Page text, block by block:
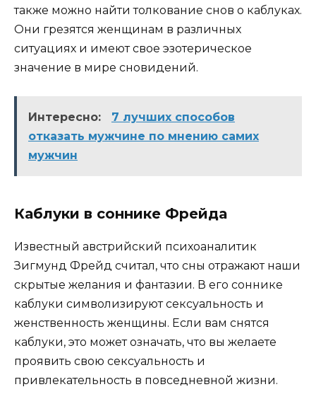
также можно найти толкование снов о каблуках.
Они грезятся женщинам в различных
ситуациях и имеют свое эзотерическое
значение в мире сновидений.
Интересно:
7 лучших способов
отказать мужчине по мнению самих
мужчин
Каблуки в соннике Фрейда
Известный австрийский психоаналитик
Зигмунд Фрейд считал, что сны отражают наши
скрытые желания и фантазии. В его соннике
каблуки символизируют сексуальность и
женственность женщины. Если вам снятся
каблуки, это может означать, что вы желаете
проявить свою сексуальность и
привлекательность в повседневной жизни.